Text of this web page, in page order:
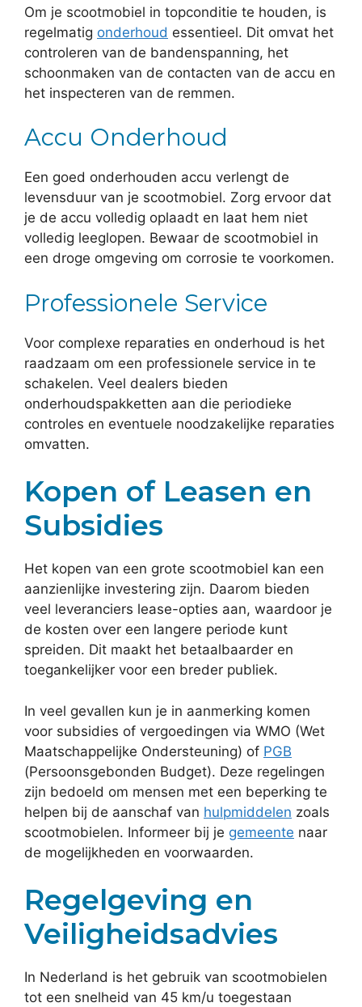
Om je scootmobiel in topconditie te houden, is
regelmatig onderhoud essentieel. Dit omvat het
controleren van de bandenspanning, het
schoonmaken van de contacten van de accu en
het inspecteren van de remmen.
Accu Onderhoud
Een goed onderhouden accu verlengt de
levensduur van je scootmobiel. Zorg ervoor dat
je de accu volledig oplaadt en laat hem niet
volledig leeglopen. Bewaar de scootmobiel in
een droge omgeving om corrosie te voorkomen.
Professionele Service
Voor complexe reparaties en onderhoud is het
raadzaam om een professionele service in te
schakelen. Veel dealers bieden
onderhoudspakketten aan die periodieke
controles en eventuele noodzakelijke reparaties
omvatten.
Kopen of Leasen en
Subsidies
Het kopen van een grote scootmobiel kan een
aanzienlijke investering zijn. Daarom bieden
veel leveranciers lease-opties aan, waardoor je
de kosten over een langere periode kunt
spreiden. Dit maakt het betaalbaarder en
toegankelijker voor een breder publiek.
In veel gevallen kun je in aanmerking komen
voor subsidies of vergoedingen via WMO (Wet
Maatschappelijke Ondersteuning) of PGB
(Persoonsgebonden Budget). Deze regelingen
zijn bedoeld om mensen met een beperking te
helpen bij de aanschaf van hulpmiddelen zoals
scootmobielen. Informeer bij je gemeente naar
de mogelijkheden en voorwaarden.
Regelgeving en
Veiligheidsadvies
In Nederland is het gebruik van scootmobielen
tot een snelheid van 45 km/u toegestaan